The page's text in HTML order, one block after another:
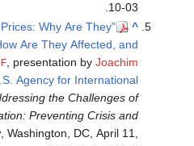
"High and Rising Food Prices: Why
Who Is Affected, How Are They
Should Be Done?"PDF,
von Braun to theU.S. Agency for
conferenceAddressing the
World Food Situation:
Opportunity, Washington,